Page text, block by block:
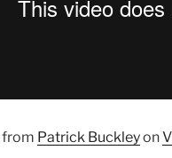
from Patrick Buckleyon